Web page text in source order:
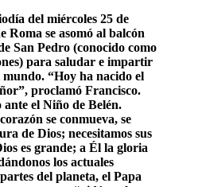
del miércoles 25 de
Roma se asomó al balcón
San Pedro (conocido como
para saludar e impartir
“Hoy ha nacido el
proclamó Francisco.
ante el Niño de Belén.
se conmueva, se
de Dios; necesitamos sus
es grande; a Él la gloria
los actuales
del planeta, el Papa